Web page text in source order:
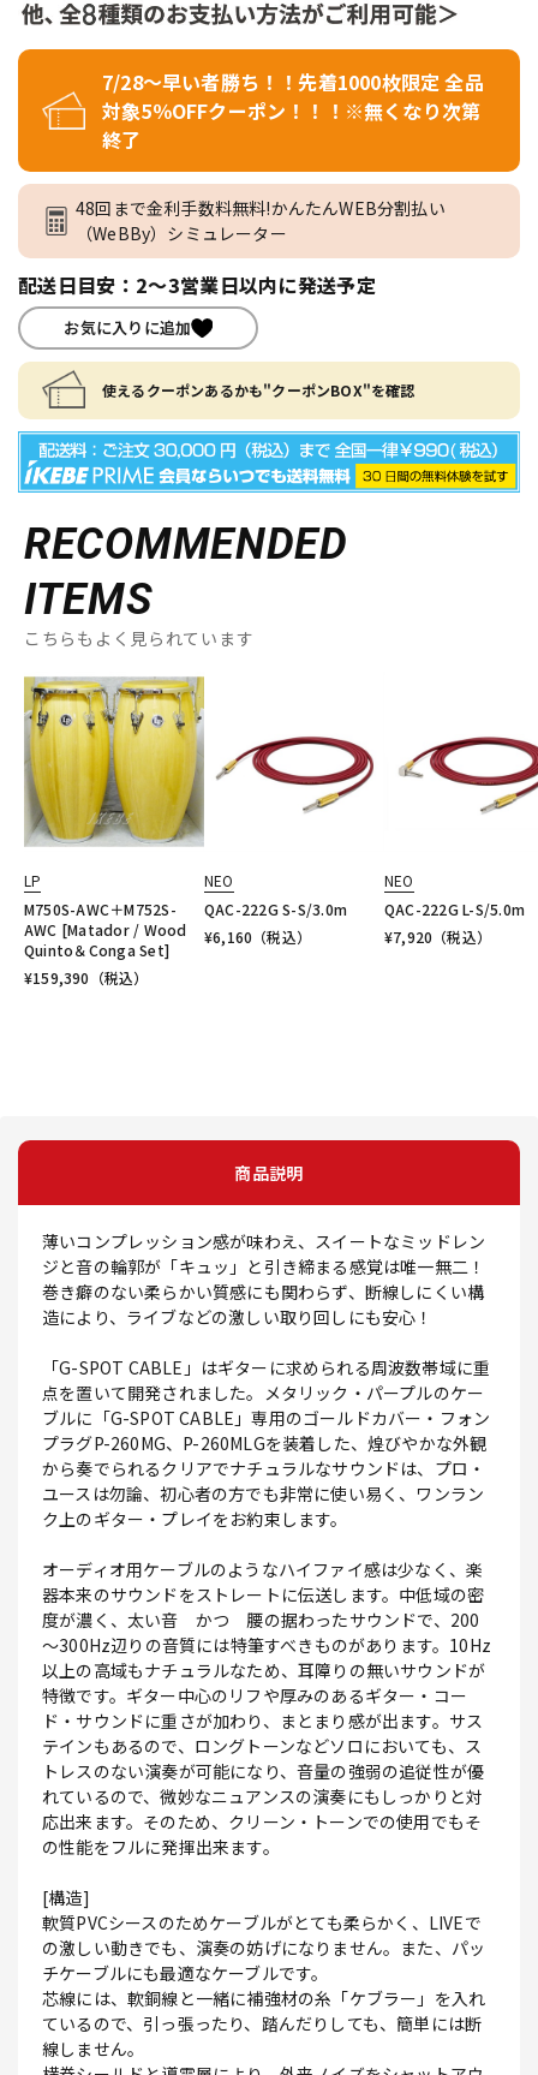
7/28～早い者勝ち！！先着1000枚限定 全品
対象5％OFFクーポン！！！※無くなり次第
終了
48回まで金利手数料無料!かんたんWEB分割払い
（WeBBy）シミュレーター
配送日目安：2～3営業日以内に発送予定
お気に入りに追加
使えるクーポンあるかも"クーポンBOX"を確認
RECOMMENDED
ITEMS
こちらもよく見られています
LP
M750S-AWC＋M752S-
AWC [Matador / Wood
Quinto＆Conga Set]
¥159,390 （税込）
NEO
QAC-222G S-S/3.0m
¥6,160 （税込）
NEO
QAC-222G L-S/5.0m
¥7,920 （税込）
商品説明
薄いコンプレッション感が味わえ、スイートなミッドレン
ジと音の輪郭が「キュッ」と引き締まる感覚は唯一無二！
巻き癖のない柔らかい質感にも関わらず、断線しにくい構
造により、ライブなどの激しい取り回しにも安心！
「G-SPOT CABLE」はギターに求められる周波数帯域に重
点を置いて開発されました。メタリック・パープルのケー
ブルに「G-SPOT CABLE」専用のゴールドカバー・フォン
プラグP-260MG、P-260MLGを装着した、煌びやかな外観
から奏でられるクリアでナチュラルなサウンドは、プロ・
ユースは勿論、初心者の方でも非常に使い易く、ワンラン
ク上のギター・プレイをお約束します。
オーディオ用ケーブルのようなハイファイ感は少なく、楽
器本来のサウンドをストレートに伝送します。中低域の密
度が濃く、太い音 かつ 腰の据わったサウンドで、200
～300Hz辺りの音質には特筆すべきものがあります。10Hz
以上の高域もナチュラルなため、耳障りの無いサウンドが
特徴です。ギター中心のリフや厚みのあるギター・コー
ド・サウンドに重さが加わり、まとまり感が出ます。サス
テインもあるので、ロングトーンなどソロにおいても、ス
トレスのない演奏が可能になり、音量の強弱の追従性が優
れているので、微妙なニュアンスの演奏にもしっかりと対
応出来ます。そのため、クリーン・トーンでの使用でもそ
の性能をフルに発揮出来ます。
[構造]
軟質PVCシースのためケーブルがとても柔らかく、LIVEで
の激しい動きでも、演奏の妨げになりません。また、パッ
チケーブルにも最適なケーブルです。
芯線には、軟銅線と一緒に補強材の糸「ケブラー」を入れ
ているので、引っ張ったり、踏んだりしても、簡単には断
線しません。